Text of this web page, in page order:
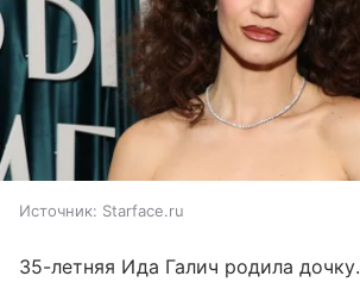
Источник: Starface.ru
35-летняя Ида Галич родила дочку.